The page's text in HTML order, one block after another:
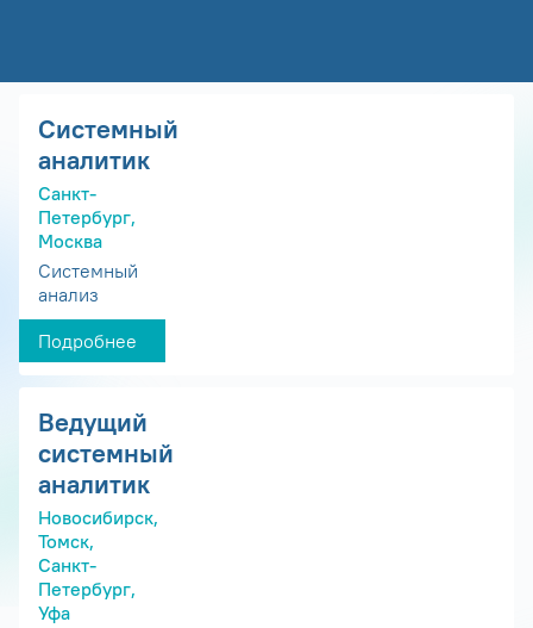
Системный
аналитик
Санкт-
Петербург,
Москва
Системный
анализ
Подробнее
Ведущий
системный
аналитик
Новосибирск,
Томск,
Санкт-
Петербург,
Уфа